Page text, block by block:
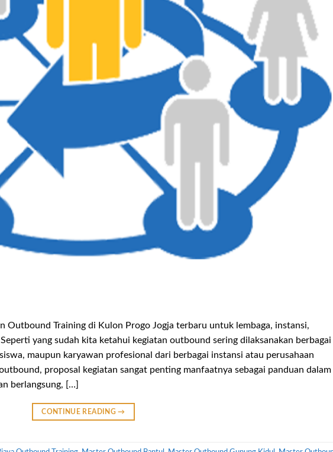
Outbound Training di Kulon Progo Jogja terbaru untuk lembaga, instansi,
yang sudah kita ketahui kegiatan outbound sering dilaksanakan berbagai
maupun karyawan profesional dari berbagai instansi atau perusahaan
proposal kegiatan sangat penting manfaatnya sebagai panduan dalam
berlangsung, […]
CONTINUE READING→